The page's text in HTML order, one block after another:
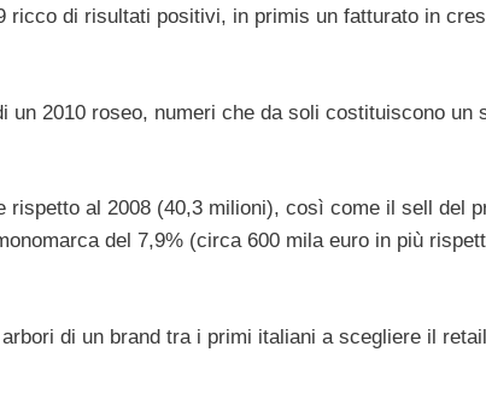
ricco di risultati positivi, in primis un fatturato in
2010 roseo, numeri che da soli costituiscono un
al 2008 (40,3 milioni), così come il sell del
del 7,9% (circa 600 mila euro in più
di un brand tra i primi italiani a scegliere il